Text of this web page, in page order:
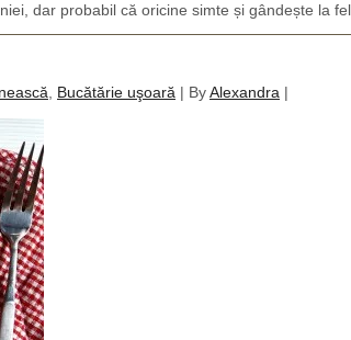
dar probabil că oricine simte și gândește la
, Bucătărie uşoară | ByAlexandra |